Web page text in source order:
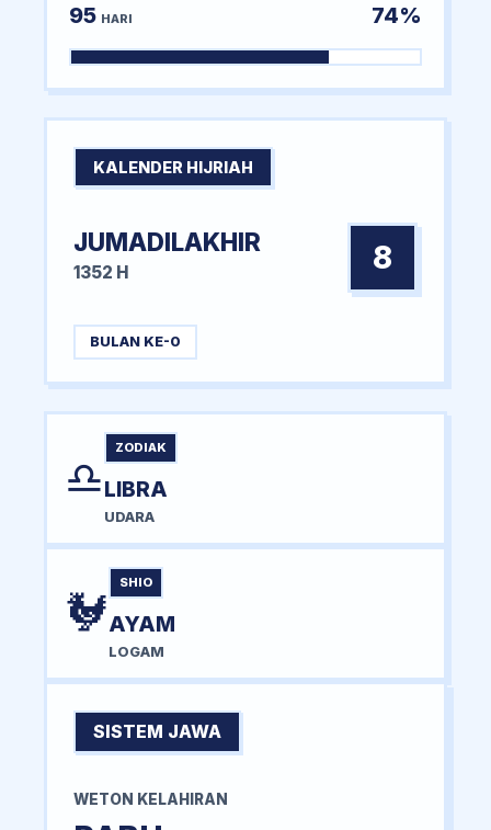
95 HARI 74%
KALENDER HIJRIAH
JUMADILAKHIR
1352 H 8
BULAN KE-0
♎
ZODIAK
LIBRA
UDARA
🐓
SHIO
AYAM
LOGAM
SISTEM JAWA
WETON KELAHIRAN